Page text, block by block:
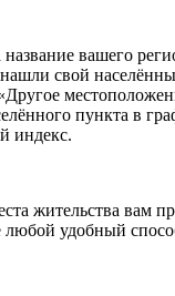
вашего
свой
пункта в
индекс.
жительства вам
любой удобный